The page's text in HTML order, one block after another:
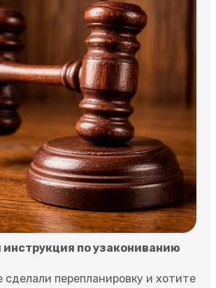
по узакониванию
сделали перепланировку и хотите